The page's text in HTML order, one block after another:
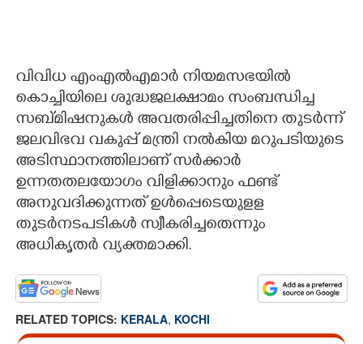
വിവിധ എംഎല്‍എമാര്‍ നിയമസഭയില്‍
കൊച്ചിയിലെ ശുദ്ധജലക്ഷാമം സംബന്ധിച്ച
സബ്മിഷനുകള്‍ അവതരിപ്പിച്ചതിനെ തുടര്‍ന്ന്
ജലവിഭവ വകുപ്പ് മന്ത്രി നല്‍കിയ മറുപടിയുടെ
അടിസ്ഥാനത്തിലാണ് സര്‍ക്കാര്‍
ഉന്നതതലയോഗം വിളിക്കാനും ഫണ്ട്
അനുവദിക്കുന്നത് ഉള്‍പ്പെടെയുളള
തുടര്‍നടപടികള്‍ സ്വീകരിച്ചതെന്നും
അധികൃതര്‍ വ്യക്തമാക്കി.
RELATED TOPICS: KERALA, KOCHI